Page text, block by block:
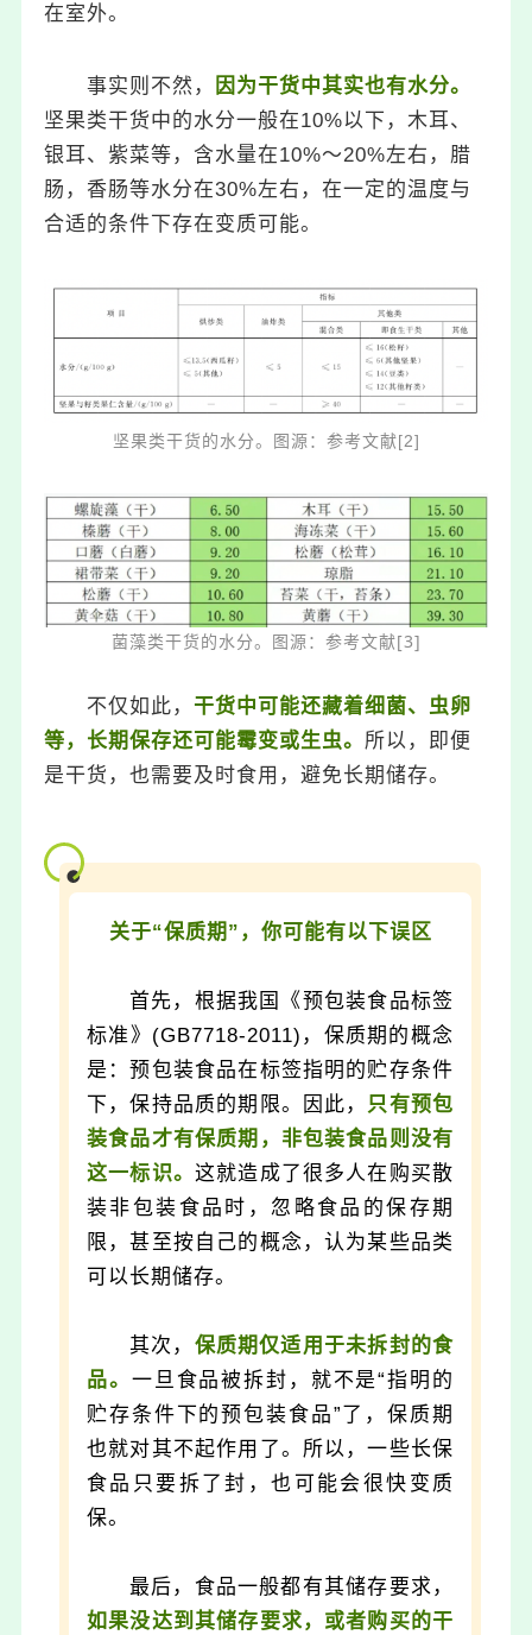
在室外。
事实则不然，
因为干货中其实也有水分。
坚果类干货中的水分一般在10%以下，木耳、
银耳、紫菜等，含水量在10%～20%左右，腊
肠，香肠等水分在30%左右，在一定的温度与
合适的条件下存在变质可能。
坚果类干货的水分。图源：参考文献[2]
菌藻类干货的水分。图源：参考文献[3]
不仅如此， 干货中可能还藏着细菌、虫卵
等，长期保存还可能霉变或生虫。 所以，即便
是干货，也需要及时食用，避免长期储存。
关于“保质期”，你可能有以下误区
首先，根据我国《预包装食品标签
标准》(GB7718-2011)，保质期的概念
是：预包装食品在标签指明的贮存条件
下，保持品质的期限。因此， 只有预包
装食品才有保质期，非包装食品则没有
这一标识。 这就造成了很多人在购买散
装非包装食品时，忽略食品的保存期
限，甚至按自己的概念，认为某些品类
可以长期储存。
其次， 保质期仅适用于未拆封的食
品。 一旦食品被拆封，就不是“指明的
贮存条件下的预包装食品”了，保质期
也就对其不起作用了。所以，一些长保
食品只要拆了封，也可能会很快变质
保。
最后，食品一般都有其储存要求，
如果没达到其储存要求，或者购买的干